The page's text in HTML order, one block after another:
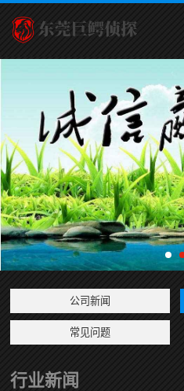
公司新闻
常见问题
行业新闻